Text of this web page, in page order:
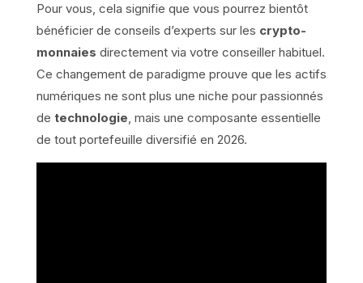
Pour vous, cela signifie que vous pourrez bientôt
bénéficier de conseils d’experts sur les crypto-
monnaies directement via votre conseiller habituel.
Ce changement de paradigme prouve que les actifs
numériques ne sont plus une niche pour passionnés
de technologie, mais une composante essentielle
de tout portefeuille diversifié en 2026.